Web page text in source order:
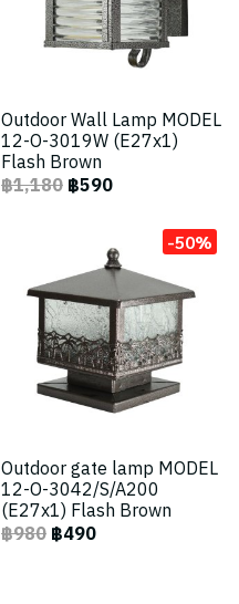
Outdoor Wall Lamp MODEL
12-O-3019W (E27x1)
Flash Brown
฿1,180฿590
-50%
Outdoor gate lamp MODEL
12-O-3042/S/A200
(E27x1) Flash Brown
฿980฿490